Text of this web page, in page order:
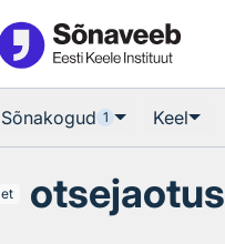
Sõnakogud 1 Keel
et otsejaotus